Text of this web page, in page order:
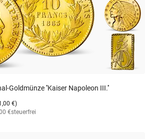
Goldmünze ''Kaiser Napoleon III.''
€)
€steuerfrei